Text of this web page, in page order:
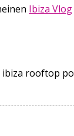
Ibiza Vlog